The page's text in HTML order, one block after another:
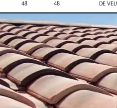
48
48
DE